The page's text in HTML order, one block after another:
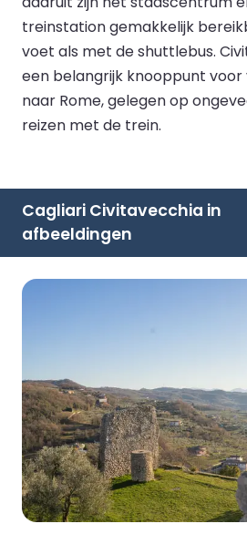
treinstation gemakkelijk
voet als met de shuttlebus.
een belangrijk knooppunt
naar Rome, gelegen op
reizen met de trein.
Cagliari Civitavecchia in
afbeeldingen